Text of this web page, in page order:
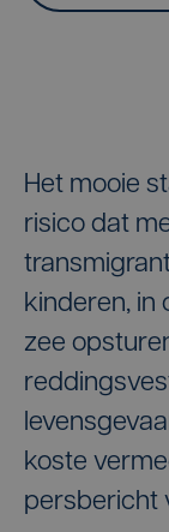
Het mooie
risico dat
kinderen, in
zee
koste
persbericht